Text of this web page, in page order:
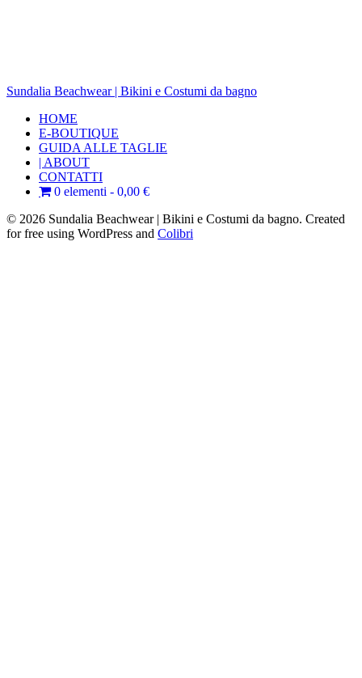
Sundalia Beachwear | Bikini e Costumi da bagno
HOME
E-BOUTIQUE
GUIDA ALLE TAGLIE
| ABOUT
CONTATTI
0 elementi
0,00 €
© 2026 Sundalia Beachwear | Bikini e Costumi da bagno. Created
for free using WordPress and Colibri